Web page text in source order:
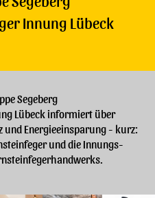
Innung Lübeck
Segeberg
Lübeck informiert über
Energieeinsparung - kurz:
und die Innungs-